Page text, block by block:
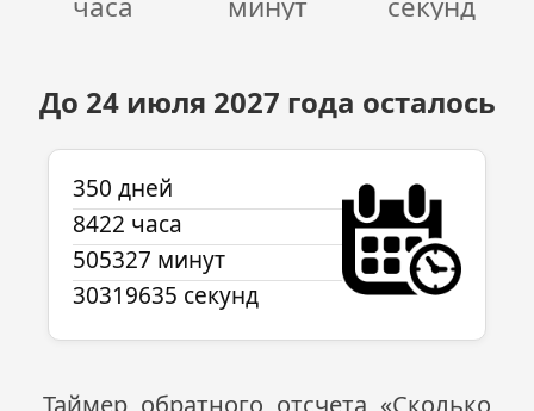
До 24 июля 2027 года осталось
350 дней
8422 часа
505327 минут
30319635 секунд
Таймер обратного отсчета «Сколько